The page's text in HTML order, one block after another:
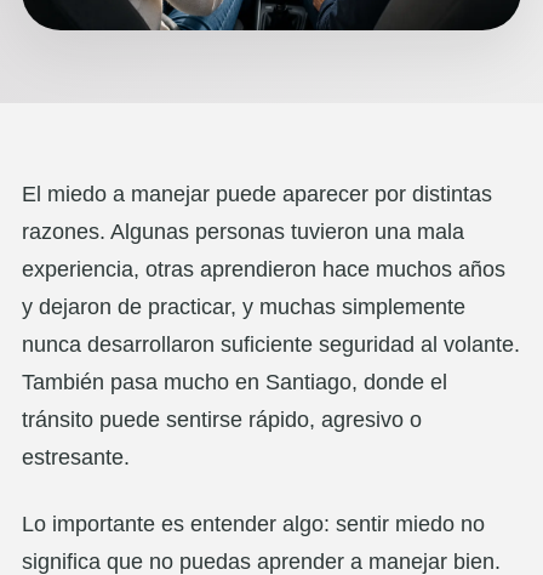
El miedo a manejar puede aparecer por distintas
razones. Algunas personas tuvieron una mala
experiencia, otras aprendieron hace muchos años
y dejaron de practicar, y muchas simplemente
nunca desarrollaron suficiente seguridad al volante.
También pasa mucho en Santiago, donde el
tránsito puede sentirse rápido, agresivo o
estresante.
Lo importante es entender algo: sentir miedo no
significa que no puedas aprender a manejar bien.